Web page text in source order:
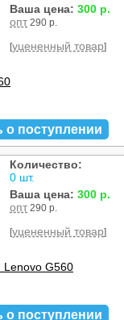
Ваша цена: 300 р.
опт 290 р.
[уцененный товар]
о поступлении
Количество:
0 шт.
Ваша цена: 300 р.
опт 290 р.
[уцененный товар]
G560
о поступлении